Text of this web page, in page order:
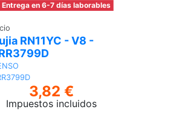
Añadir
Entrega en 6-7 días laborables
RN11YC - V8 -
3,82 €
Impuestos incluidos